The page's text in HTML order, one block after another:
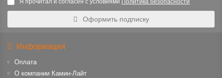
Я прочитал и согласен с условиями Политика безопасности
Оформить подписку
Информация
Оплата
О компании Камин-Лайт